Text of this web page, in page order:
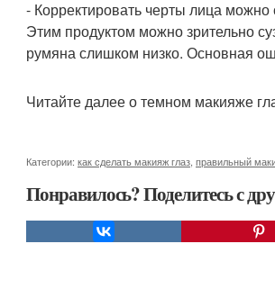
- Корректировать черты лица
Этим продуктом можно зрительно
румяна слишком низко. Основная
Читайте далее о темном макияже
Категории: как сделать макияж глаз правильный
Понравилось? Поделитесь с